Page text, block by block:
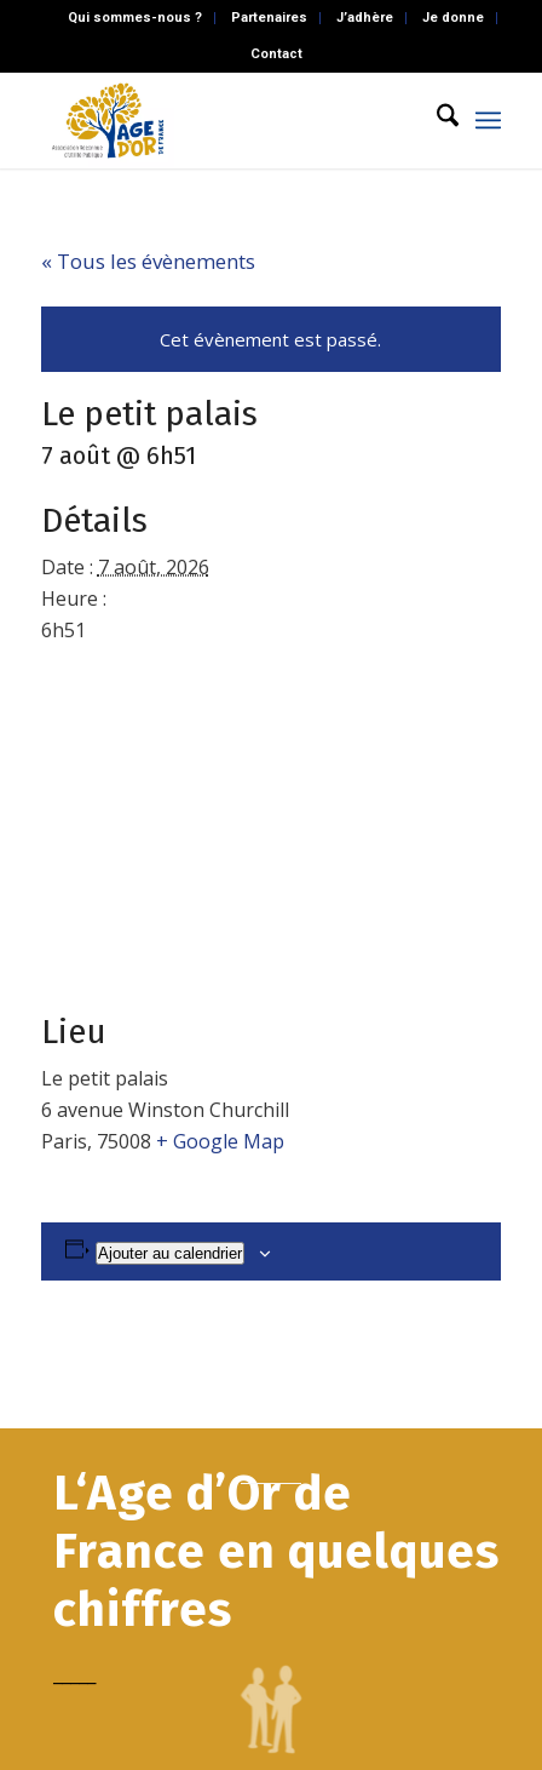
Qui sommes-nous ? Partenaires J’adhère Je donne
Contact
« Tous les évènements
Cet évènement est passé.
Le petit palais
7 août @ 6h51
Détails
Date : 7 août, 2026
Heure :
6h51
Lieu
Le petit palais
6 avenue Winston Churchill
Paris, 75008 + Google Map
Ajouter au calendrier
L‘Age d’Or de
France en quelques
chiffres